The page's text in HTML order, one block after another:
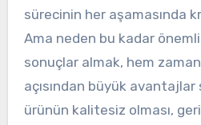
sürecinin her aşamasında
Ama neden bu kadar
sonuçlar almak, hem
açısından büyük avantajlar
ürünün kalitesiz olması,